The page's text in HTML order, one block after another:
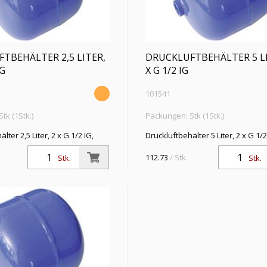
2,5 LITER,
(1Stk.)
2,5 Liter, 2 x G 1/2 IG,
max. 11 bar,
-10 °C bis 60 °C, Stahl
Stk.
DRUCKLUFTBEHÄLTER 5
X G 1/2 IG
101541
Packungen: Stk (1Stk.)
Druckluftbehälter 5 Liter, 2 x G 1/
Betriebsdruck max. 11 bar,
Temperaturbereich -10 °C bis 60
Stk.
112.73 / Stk.